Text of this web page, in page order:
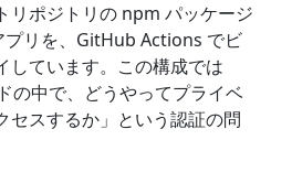
リポジトリの npm パッケージ
プリを、GitHub Actions でビ
しています。この構成では
の中で、どうやってプライベ
セスするか」という認証の問